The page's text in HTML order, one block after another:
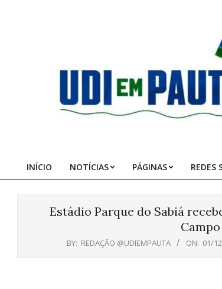
Pauta
Primary
INÍCIO NOTÍCIAS PÁGINAS REDES
Estádio Parque do Sabiá
BY: REDAÇÃO @UDIEMPAUTA ON: 01/